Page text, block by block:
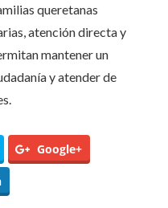
queretanas
atención directa y
mantener un
y atender de
Google+